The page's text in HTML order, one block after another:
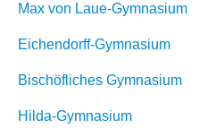
Max von Laue-Gymnasium
Eichendorff-Gymnasium
Bischöfliches Gymnasium
Hilda-Gymnasium